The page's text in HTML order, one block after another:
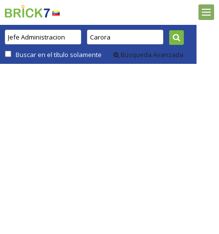
Buscar en el título solamente Búsqueda Avanzada